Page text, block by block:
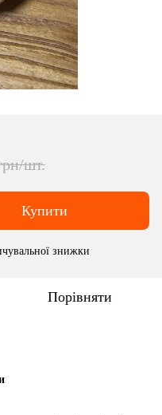
шт.
Купити
знижки
Порівняти